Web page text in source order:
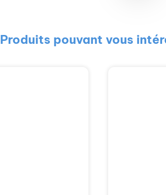
Produits pouvant vous